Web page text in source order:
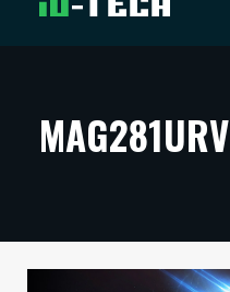
ARTIKKELIT
TECHBBS
MAG281URV